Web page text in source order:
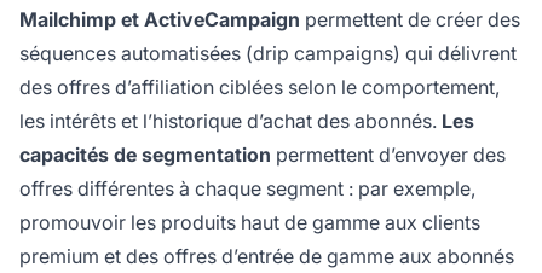
Mailchimp et ActiveCampaign permettent de créer des
séquences automatisées (drip campaigns) qui délivrent
des offres d’affiliation ciblées selon le comportement,
les intérêts et l’historique d’achat des abonnés. Les
capacités de segmentation permettent d’envoyer des
offres différentes à chaque segment : par exemple,
promouvoir les produits haut de gamme aux clients
premium et des offres d’entrée de gamme aux abonnés